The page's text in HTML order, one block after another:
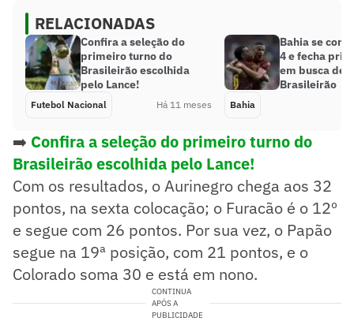
RELACIONADAS
Confira a seleção do
primeiro turno do
Brasileirão escolhida
pelo Lance!
Futebol Nacional Há 11 meses
Bahia se
4 e fecha
em busca de
Brasileirão
Bahia
➡️ Confira a seleção do primeiro turno do
Brasileirão escolhida pelo Lance!
Com os resultados, o Aurinegro chega aos 32
pontos, na sexta colocação; o Furacão é o 12º
e segue com 26 pontos. Por sua vez, o Papão
segue na 19ª posição, com 21 pontos, e o
Colorado soma 30 e está em nono.
CONTINUA
APÓS A
PUBLICIDADE